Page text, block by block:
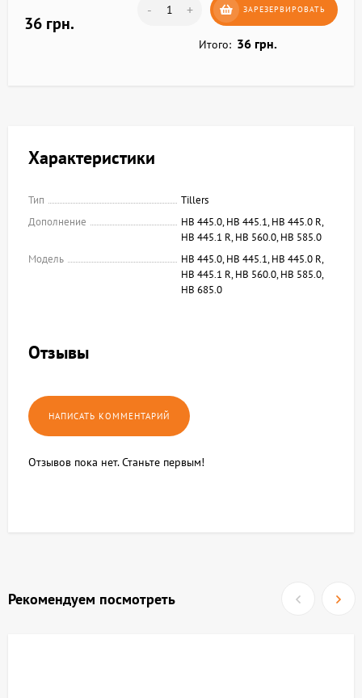
36 грн.
- + ЗАРЕЗЕРВИРОВАТЬ
Итого: 36 грн.
Характеристики
Тип
Tillers
Дополнение
HB 445.0, HB 445.1, HB 445.0 R,
HB 445.1 R, HB 560.0, HB 585.0
Модель
HB 445.0, HB 445.1, HB 445.0 R,
HB 445.1 R, HB 560.0, HB 585.0,
HB 685.0
Отзывы
Отзывов пока нет. Станьте первым!
Рекомендуем посмотреть